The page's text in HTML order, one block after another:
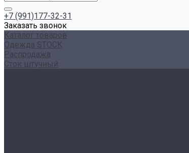
+7 (991)177-32-31
Заказать звонок
Каталог товаров
Одежда STOCK
Распродажа
Сток штучный